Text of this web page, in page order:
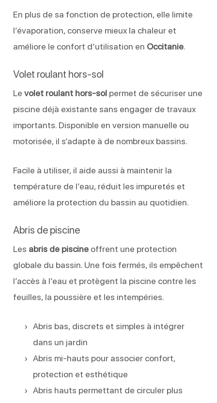
En plus de sa fonction de protection, elle limite
l’évaporation, conserve mieux la chaleur et
améliore le confort d’utilisation en Occitanie.
Volet roulant hors-sol
Le volet roulant hors-solpermet de sécuriser une
piscine déjà existante sans engager de travaux
importants. Disponible en version manuelle ou
motorisée, il s’adapte à de nombreux bassins.
Facile à utiliser, il aide aussi à maintenir la
température de l’eau, réduit les impuretés et
améliore la protection du bassin au quotidien.
Abris de piscine
Les abris de piscineoffrent une protection
globale du bassin. Une fois fermés, ils empêchent
l’accès à l’eau et protègent la piscine contre les
feuilles, la poussière et les intempéries.
Abris bas, discrets et simples à intégrer
dans un jardin
Abris mi-hauts pour associer confort,
protection et esthétique
Abris hauts permettant de circuler plus